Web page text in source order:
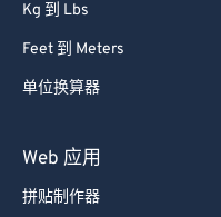
Kg 到 Lbs
Feet 到 Meters
单位换算器
Web 应用
拼贴制作器